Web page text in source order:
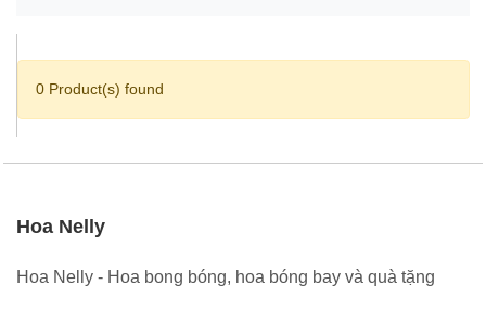
0 Product(s) found
Hoa Nelly
Hoa Nelly - Hoa bong bóng, hoa bóng bay và quà tặng